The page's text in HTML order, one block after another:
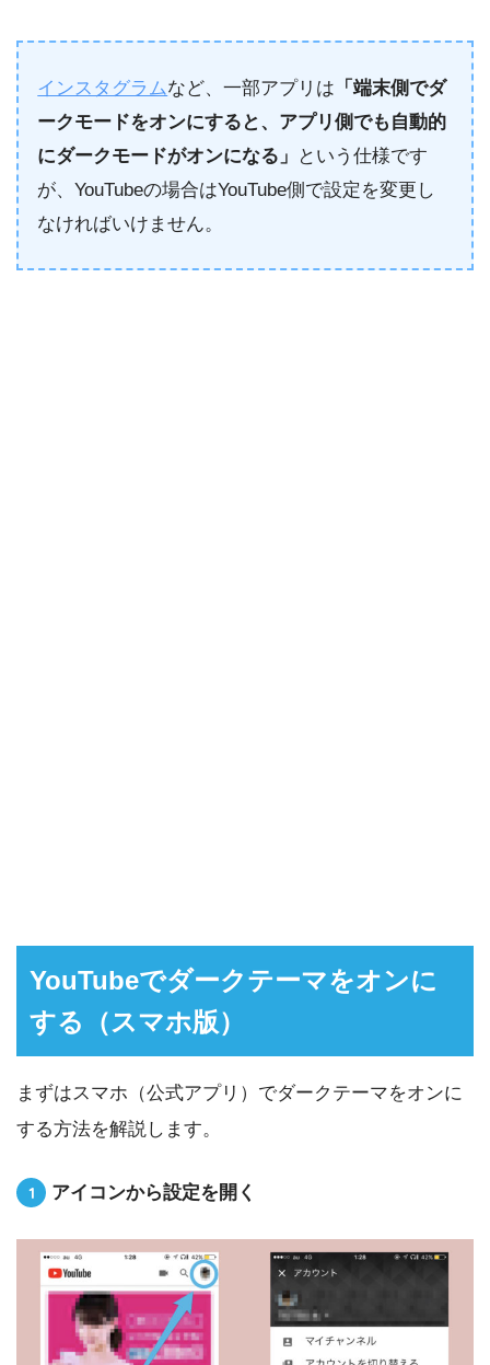
インスタグラムなど、一部アプリは 「端末側でダ
ークモードをオンにすると、アプリ側でも自動的
にダークモードがオンになる」 という仕様です
が、YouTubeの場合はYouTube側で設定を変更し
なければいけません。
YouTubeでダークテーマをオンに
する（スマホ版）
まずはスマホ（公式アプリ）でダークテーマをオンに
する方法を解説します。
1 アイコンから設定を開く